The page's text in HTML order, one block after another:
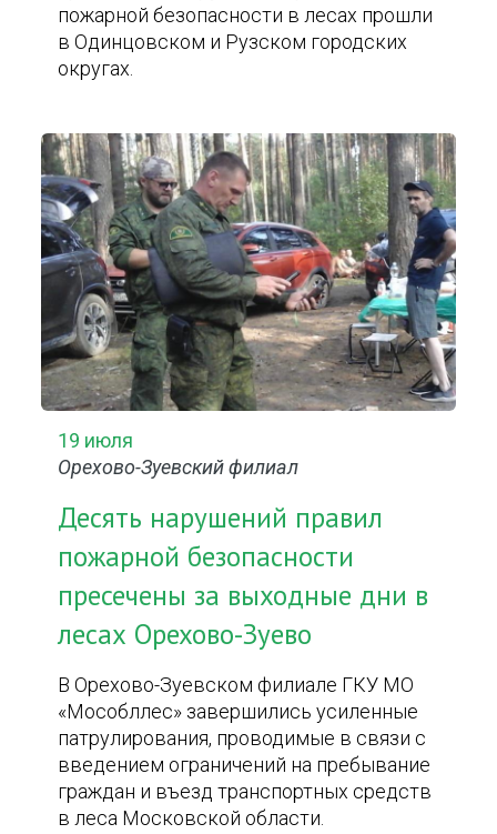
пожарной безопасности в лесах прошли
в Одинцовском и Рузском городских
округах.
19 июля
Орехово-Зуевский филиал
Десять нарушений правил
пожарной безопасности
пресечены за выходные дни в
лесах Орехово-Зуево
В Орехово-Зуевском филиале ГКУ МО
«Мособллес» завершились усиленные
патрулирования, проводимые в связи с
введением ограничений на пребывание
граждан и въезд транспортных средств
в леса Московской области.